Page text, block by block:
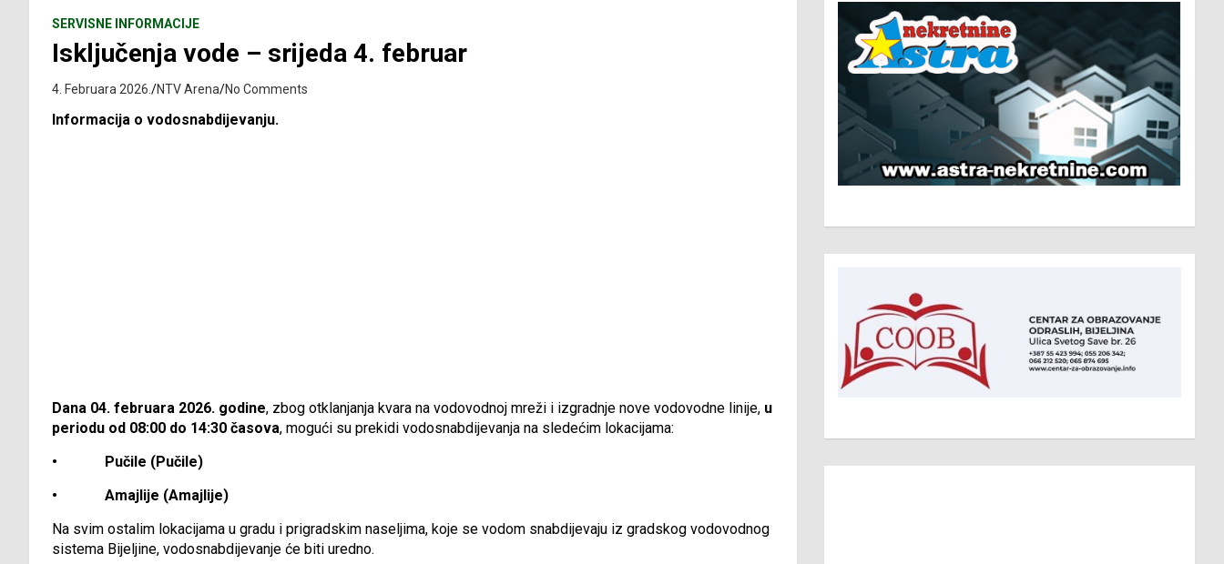
SERVISNE INFORMACIJE
Isključenja vode – srijeda 4. februar
4. Februara 2026. NTV Arena No Comments
Informacija o vodosnabdijevanju.
Dana 04. februara 2026. godine, zbog otklanjanja kvara na vodovodnoj mreži i izgradnje nove vodovodne linije, u
periodu od 08:00 do 14:30 časova, mogući su prekidi vodosnabdijevanja na sledećim lokacijama:
• Pučile (Pučile)
• Amajlije (Amajlije)
Na svim ostalim lokacijama u gradu i prigradskim naseljima, koje se vodom snabdijevaju iz gradskog vodovodnog
sistema Bijeljine, vodosnabdijevanje će biti uredno.